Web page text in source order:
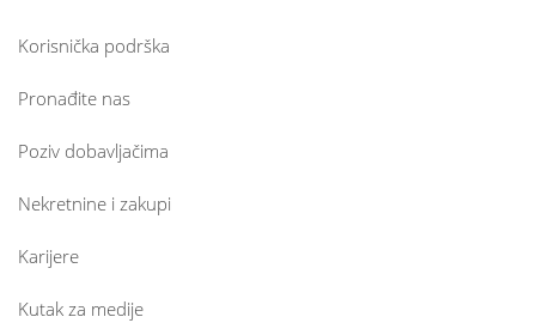
Korisnička podrška
Pronađite nas
Poziv dobavljačima
Nekretnine i zakupi
Karijere
Kutak za medije